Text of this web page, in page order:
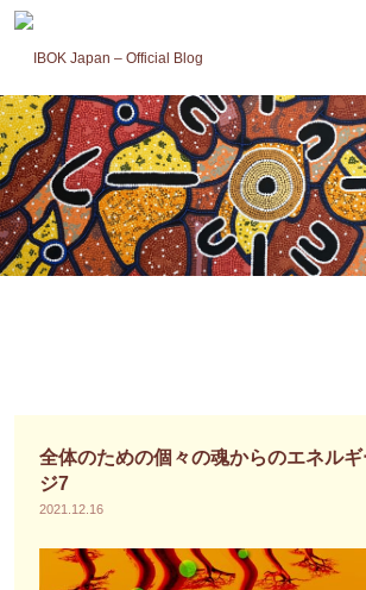
ツ
へ
ス
キ
ッ
プ
全体のための個々の魂からのエネル
ジ7
2021.12.16